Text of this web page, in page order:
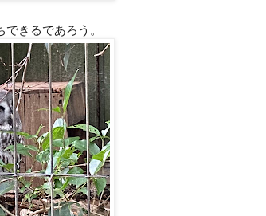
きるであろう。